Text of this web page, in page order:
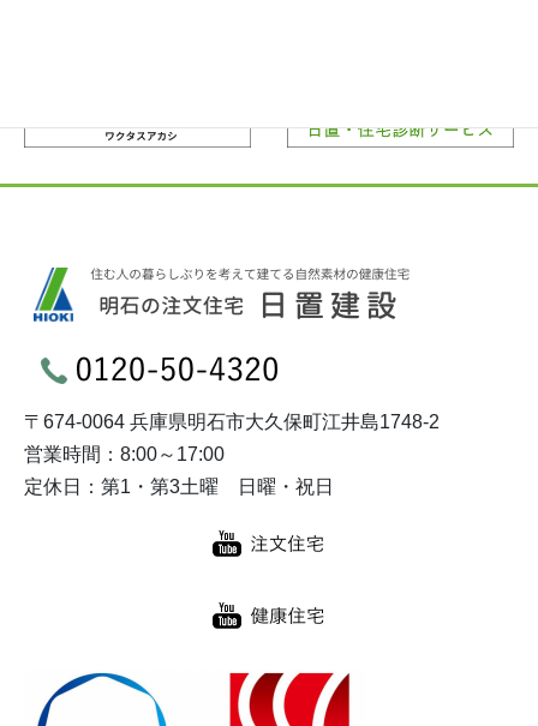
〒674-0064 兵庫県明石市大久保町江井島1748-2
営業時間：8:00～17:00
定休日：第1・第3土曜 日曜・祝日